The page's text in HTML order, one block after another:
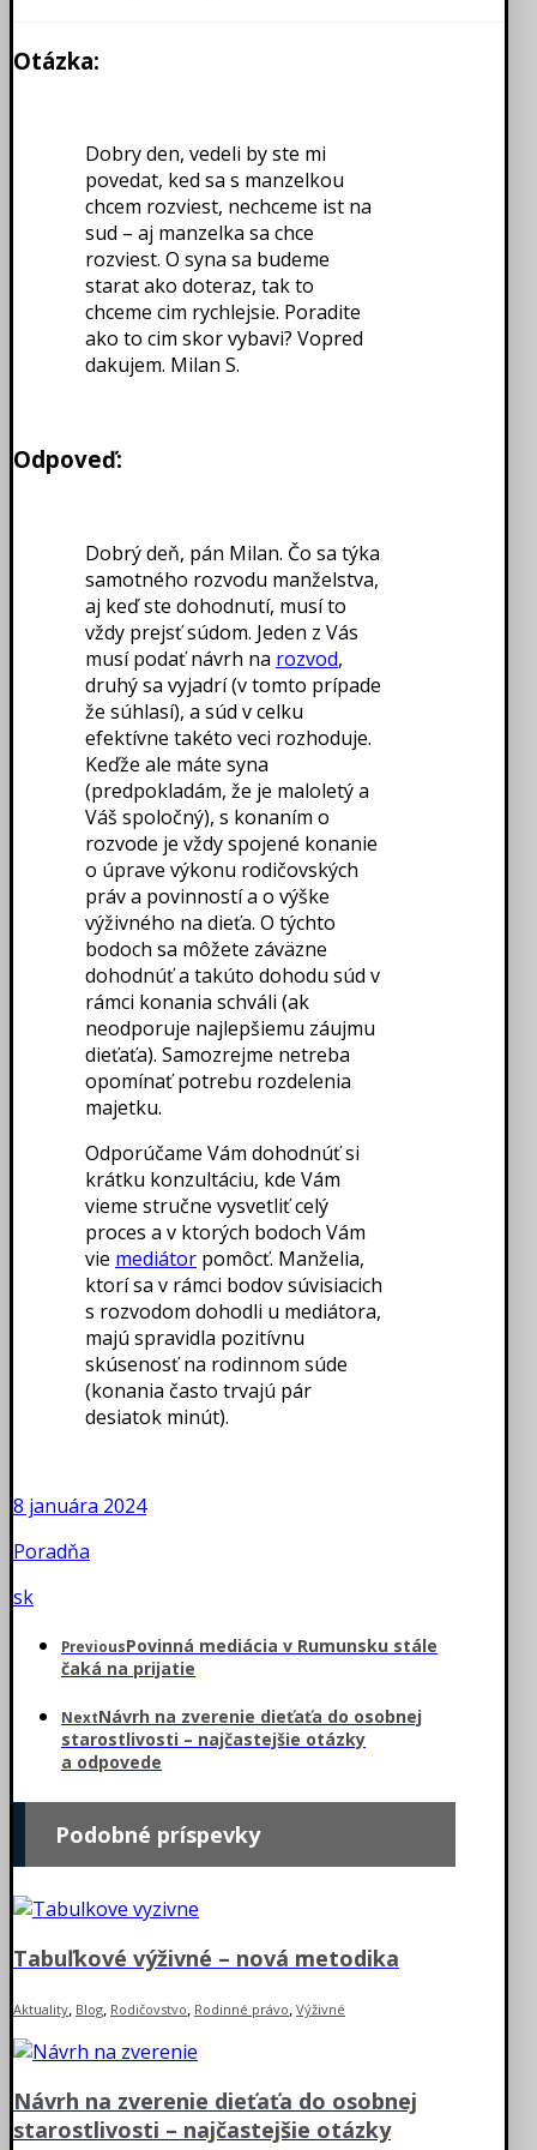
Otázka:
Dobry den, vedeli by ste mi
povedat, ked sa s manzelkou
chcem rozviest, nechceme ist na
sud – aj manzelka sa chce
rozviest. O syna sa budeme
starat ako doteraz, tak to
chceme cim rychlejsie. Poradite
ako to cim skor vybavi? Vopred
dakujem. Milan S.
Odpoveď:
Dobrý deň, pán Milan. Čo sa týka
samotného rozvodu manželstva,
aj keď ste dohodnutí, musí to
vždy prejsť súdom. Jeden z Vás
musí podať návrh na rozvod,
druhý sa vyjadrí (v tomto prípade
že súhlasí), a súd v celku
efektívne takéto veci rozhoduje.
Keďže ale máte syna
(predpokladám, že je maloletý a
Váš spoločný), s konaním o
rozvode je vždy spojené konanie
o úprave výkonu rodičovských
práv a povinností a o výške
výživného na dieťa. O týchto
bodoch sa môžete záväzne
dohodnúť a takúto dohodu súd v
rámci konania schváli (ak
neodporuje najlepšiemu záujmu
dieťaťa). Samozrejme netreba
opomínať potrebu rozdelenia
majetku.
Odporúčame Vám dohodnúť si
krátku konzultáciu, kde Vám
vieme stručne vysvetliť celý
proces a v ktorých bodoch Vám
vie mediátor pomôcť. Manželia,
ktorí sa v rámci bodov súvisiacich
s rozvodom dohodli u mediátora,
majú spravidla pozitívnu
skúsenosť na rodinnom súde
(konania často trvajú pár
desiatok minút).
8 januára 2024
Poradňa
sk
PreviousPovinná mediácia v Rumunsku stále
čaká na prijatie
NextNávrh na zverenie dieťaťa do osobnej
starostlivosti – najčastejšie otázky
a odpovede
Podobné príspevky
Tabuľkové výživné – nová metodika
Aktuality, Blog, Rodičovstvo, Rodinné právo, Výživné
Návrh na zverenie dieťaťa do osobnej
starostlivosti – najčastejšie otázky